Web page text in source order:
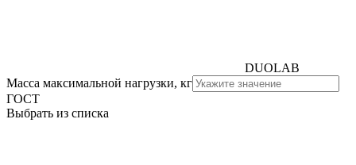
DUOLAB
Масса максимальной нагрузки, кг
ГОСТ
Выбрать из списка